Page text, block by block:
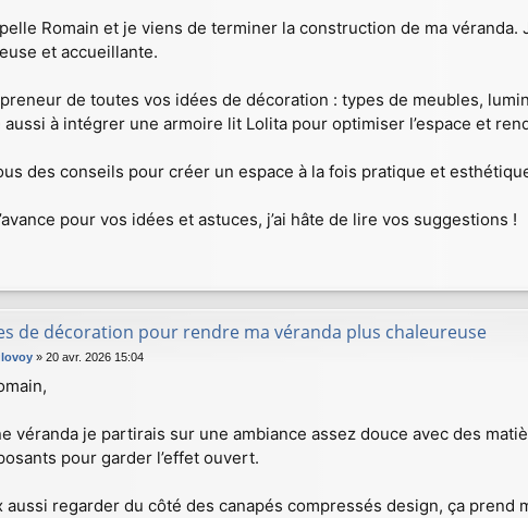
Romain et je viens de terminer la construction de ma
et accueillante.
de toutes vos idées de décoration : types de meubles,
aussi à intégrer une armoire lit Lolita pour optimiser l’espace et
des conseils pour créer un espace à la fois pratique et
pour vos idées et astuces, j’ai hâte de lire vos suggestions !
de décoration pour rendre ma véranda plus chaleureuse
» 20 avr. 2026 15:04
véranda je partirais sur une ambiance assez douce avec des
pour garder l’effet ouvert.
aussi regarder du côté des canapés compressés design, ça prend